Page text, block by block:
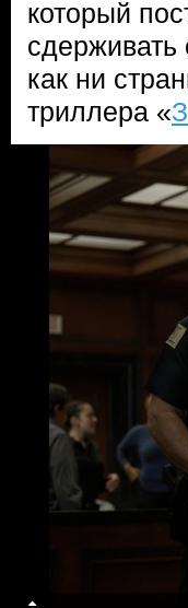
который
как ни
триллера «